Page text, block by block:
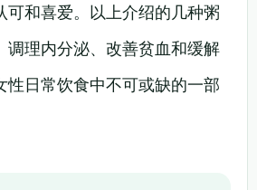
可和喜爱。以上介绍的几种粥
调理内分泌、改善贫血和缓解
性日常饮食中不可或缺的一部